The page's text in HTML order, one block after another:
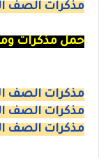
مذكرات الصف
حمل مذكرات
مذكرات الصف
مذكرات الصف
مذكرات الصف